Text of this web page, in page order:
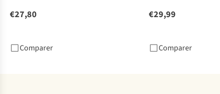
€27,80
Comparer
€29,99
Comparer